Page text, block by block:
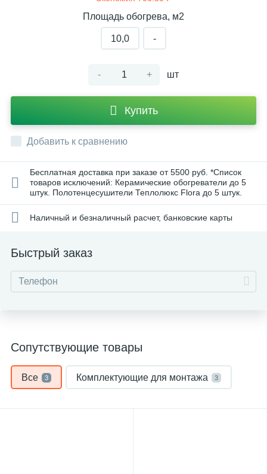
Площадь обогрева, м2
10,0 -
- + шт
Купить
Добавить к сравнению
Бесплатная доставка при заказе от 5500 руб. *Список
товаров исключений: Керамические обогреватели до 5
штук. Полотенцесушители Теплолюкс Flora до 5 штук.
Наличный и безналичный расчет, банковские карты
Быстрый заказ
Сопутствующие товары
Все 3 Комплектующие для монтажа 3